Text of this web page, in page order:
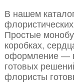
В нашем
Простые
коробках,
оформление —
готовых
флористы